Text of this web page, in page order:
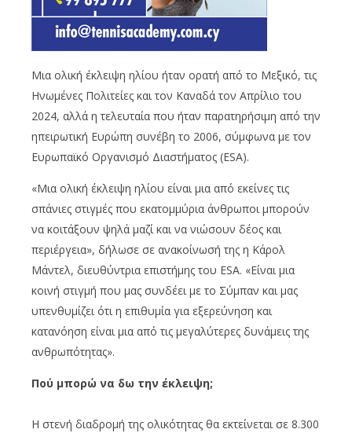
Μια ολική έκλειψη ηλίου ήταν ορατή από το Μεξικό, τις
Ηνωμένες Πολιτείες και τον Καναδά τον Απρίλιο του
2024, αλλά η τελευταία που ήταν παρατηρήσιμη από την
ηπειρωτική Ευρώπη συνέβη το 2006, σύμφωνα με τον
Ευρωπαϊκό Οργανισμό Διαστήματος (ESA).
«Μια ολική έκλειψη ηλίου είναι μια από εκείνες τις
σπάνιες στιγμές που εκατομμύρια άνθρωποι μπορούν
να κοιτάξουν ψηλά μαζί και να νιώσουν δέος και
περιέργεια», δήλωσε σε ανακοίνωσή της η Κάρολ
Μάντελ, διευθύντρια επιστήμης του ESA. «Είναι μια
κοινή στιγμή που μας συνδέει με το Σύμπαν και μας
υπενθυμίζει ότι η επιθυμία για εξερεύνηση και
κατανόηση είναι μια από τις μεγαλύτερες δυνάμεις της
ανθρωπότητας».
Πού μπορώ να δω την έκλειψη;
Η στενή διαδρομή της ολικότητας θα εκτείνεται σε 8.300